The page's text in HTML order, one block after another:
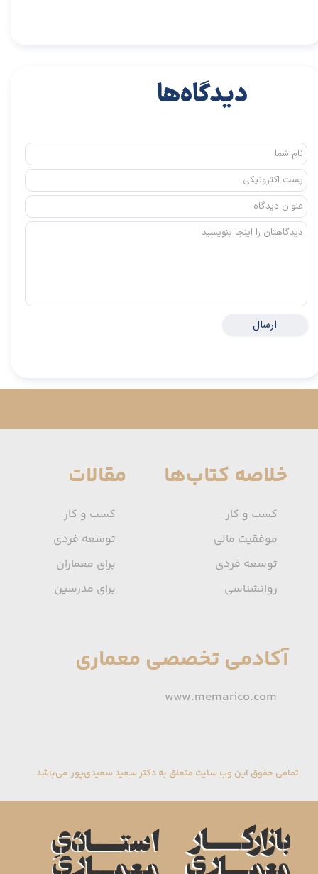
★
ارسال
دیدگاه‌ها
خلاصه کتاب‌ها
کسب و کار
موفقیت مالی
توسعه فردی
روانشناسی
مقالات
آکادمی تخصصی معماری
www.memarico.com
تمامی حقوق این وب سایت متعلق به دکتر سعید سعیدی‌پور می‌باشد.
کسب و کار
توسعه فردی
برای معماران
برای مدرسین